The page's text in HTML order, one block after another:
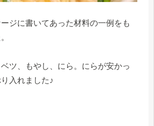
ジに書いてあった材料の一例をも
ツ、もやし、にら。にらが安かっ
入れました♪